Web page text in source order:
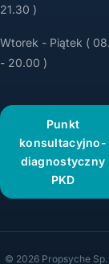
21.30 )
Wtorek - Piątek (
- 20.00 )
Punkt
konsultacyjno-
diagnostyczny
PKD
© 2026 Propsyche